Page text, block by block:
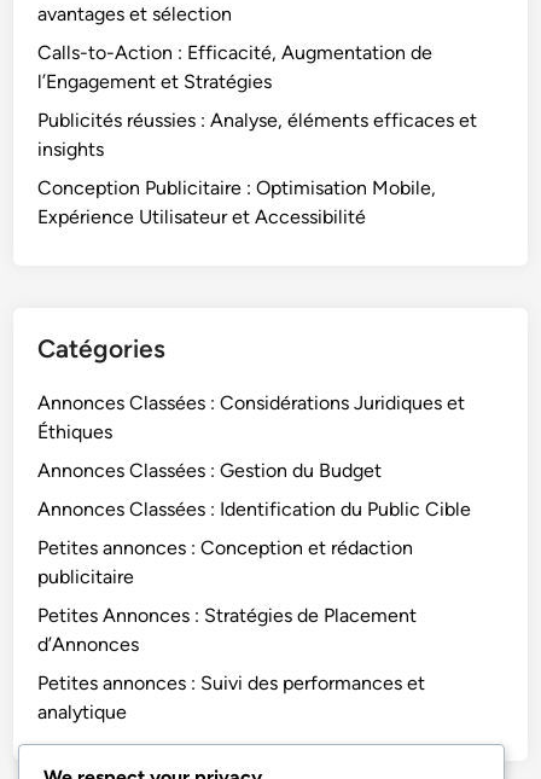
avantages et sélection
Calls-to-Action : Efficacité, Augmentation de
l’Engagement et Stratégies
Publicités réussies : Analyse, éléments efficaces et
insights
Conception Publicitaire : Optimisation Mobile,
Expérience Utilisateur et Accessibilité
Catégories
Annonces Classées : Considérations Juridiques et
Éthiques
Annonces Classées : Gestion du Budget
Annonces Classées : Identification du Public Cible
Petites annonces : Conception et rédaction
publicitaire
Petites Annonces : Stratégies de Placement
d’Annonces
Petites annonces : Suivi des performances et
analytique